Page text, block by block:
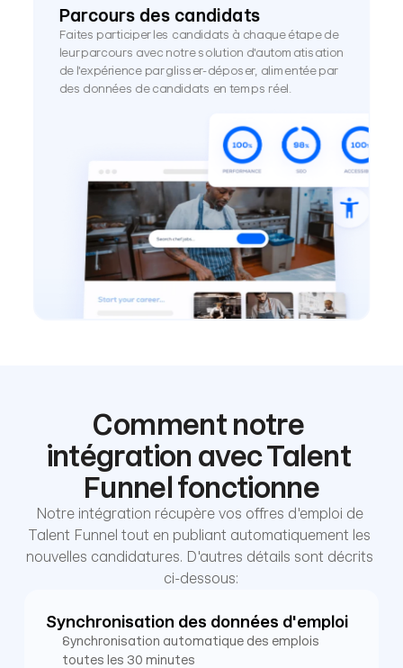
Comment notre
intégration avec Talent
Funnel fonctionne
Notre intégration récupère vos offres d'emploi de
Talent Funnel tout en publiant automatiquement les
nouvelles candidatures. D'autres détails sont décrits
ci-dessous:
Synchronisation des données d'emploi
Synchronisation automatique des emplois
toutes les 30 minutes
Parcours des candidats
Faites participer les candidats à chaque étape de
leur parcours avec notre solution d'automatisation
de l'expérience par glisser-déposer, alimentée par
des données de candidats en temps réel.